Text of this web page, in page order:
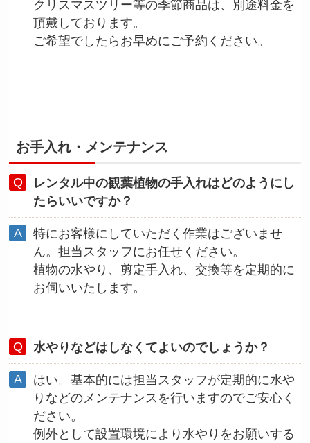
クリスマスツリー等の季節商品は、別途料金を
頂戴しております。
ご希望でしたらお早めにご予約ください。
お手入れ・メンテナンス
レンタル中の観葉植物の手入れはどのようにし
たらいいですか？
特にお客様にしていただく作業はございませ
ん。担当スタッフにお任せください。
植物の水やり、剪定手入れ、交換等を定期的に
お伺いいたします。
水やりなどはしなくてよいのでしょうか？
はい。基本的には担当スタッフが定期的に水や
りなどのメンテナンスを行いますのでご安心く
ださい。
例外として設置環境により水やりをお願いする